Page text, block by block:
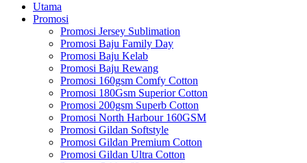
Utama
Promosi
Promosi Jersey Sublimation
Promosi Baju Family Day
Promosi Baju Kelab
Promosi Baju Rewang
Promosi 160gsm Comfy Cotton
Promosi 180Gsm Superior Cotton
Promosi 200gsm Superb Cotton
Promosi North Harbour 160GSM
Promosi Gildan Softstyle
Promosi Gildan Premium Cotton
Promosi Gildan Ultra Cotton